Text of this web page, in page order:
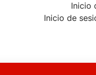
Inicio
Inicio de